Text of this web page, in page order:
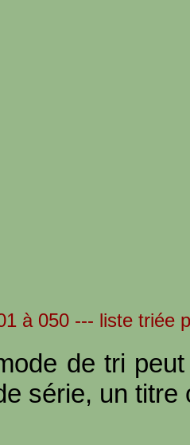
à 050 --- liste triée
de tri
série, un titre